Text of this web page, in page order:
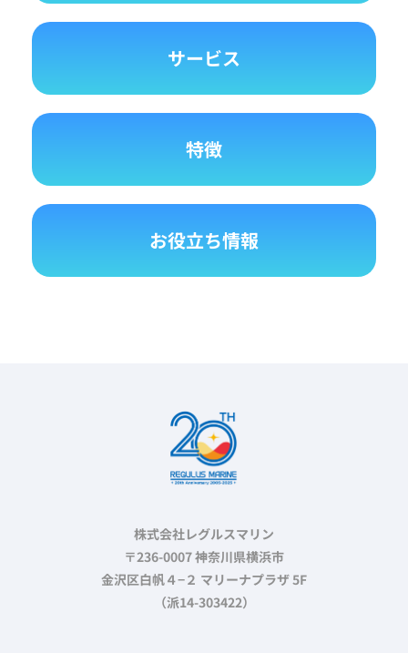
サービス
特徴
お役立ち情報
株式会社レグルスマリン
〒236-0007 神奈川県横浜市
金沢区白帆４−２ マリーナプラザ 5F
（派14-303422）